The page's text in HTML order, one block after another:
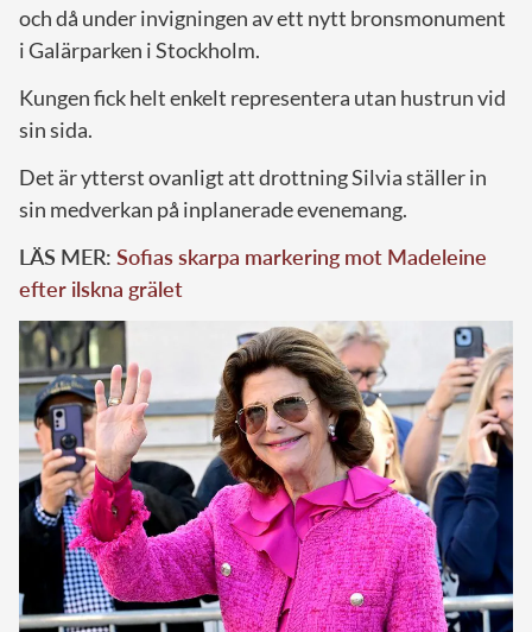
och då under invigningen av ett nytt bronsmonument
i Galärparken i Stockholm.
Kungen fick helt enkelt representera utan hustrun vid
sin sida.
Det är ytterst ovanligt att drottning Silvia ställer in
sin medverkan på inplanerade evenemang.
LÄS MER: Sofias skarpa markering mot Madeleine
efter ilskna grälet